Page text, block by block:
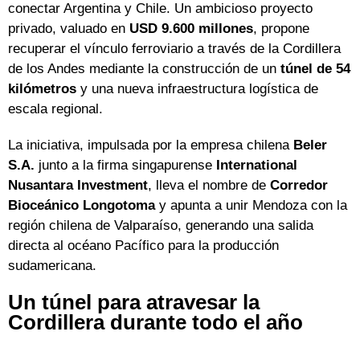
conectar Argentina y Chile. Un ambicioso proyecto
privado, valuado en USD 9.600 millones, propone
recuperar el vínculo ferroviario a través de la Cordillera
de los Andes mediante la construcción de un túnel de 54
kilómetros y una nueva infraestructura logística de
escala regional.
La iniciativa, impulsada por la empresa chilena Beler
S.A. junto a la firma singapurense International
Nusantara Investment, lleva el nombre de Corredor
Bioceánico Longotomay apunta a unir Mendoza con la
región chilena de Valparaíso, generando una salida
directa al océano Pacífico para la producción
sudamericana.
Un túnel para atravesar la
Cordillera durante todo el año